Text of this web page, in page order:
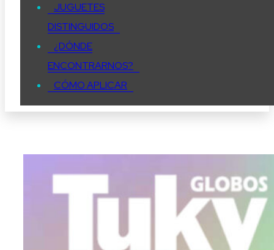
JUGUETES
DISTINGUIDOS
¿DÓNDE
ENCONTRARNOS?
CÓMO APLICAR